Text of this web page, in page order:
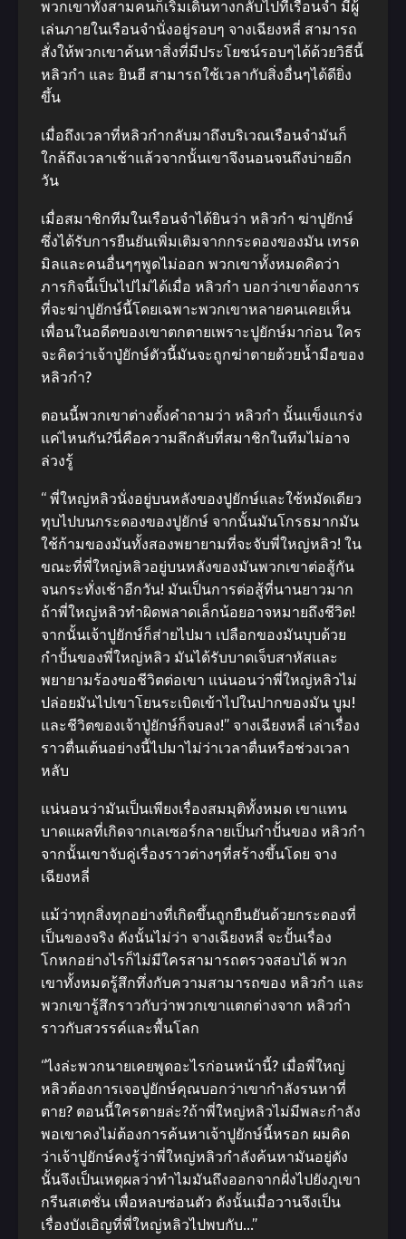
พวกเขาทั้งสามคนก็เริ่มเดินทางกลับไปที่เรือนจำ มีผู้
เล่นภายในเรือนจำนั่งอยู่รอบๆ จางเฉียงหลี่ สามารถ
สั่งให้พวกเขาค้นหาสิ่งที่มีประโยชน์รอบๆได้ด้วยวิธีนี้
หลิวกำ และ ยินฮี สามารถใช้เวลากับสิ่งอื่นๆได้ดียิ่ง
ขึ้น
เมื่อถึงเวลาที่หลิวกำกลับมาถึงบริเวณเรือนจำมันก็
ใกล้ถึงเวลาเช้าแล้วจากนั้นเขาจึงนอนจนถึงบ่ายอีก
วัน
เมื่อสมาชิกทีมในเรือนจำได้ยินว่า หลิวกำ ฆ่าปูยักษ์
ซึ่งได้รับการยืนยันเพิ่มเติมจากกระดองของมัน เทรด
มิลและคนอื่นๆๆพูดไม่ออก พวกเขาทั้งหมดคิดว่า
ภารกิจนี้เป็นไปไม่ได้เมื่อ หลิวกำ บอกว่าเขาต้องการ
ที่จะฆ่าปูยักษ์นี้โดยเฉพาะพวกเขาหลายคนเคยเห็น
เพื่อนในอดีตของเขาตกตายเพราะปูยักษ์มาก่อน ใคร
จะคิดว่าเจ้าปู่ยักษ์ตัวนี้มันจะถูกฆ่าตายด้วยน้ำมือของ
หลิวกำ?
ตอนนี้พวกเขาต่างตั้งคำถามว่า หลิวกำ นั้นแข็งแกร่ง
แค่ไหนกัน?นี่คือความลึกลับที่สมาชิกในทีมไม่อาจ
ล่วงรู้
“ พี่ใหญ่หลิวนั่งอยู่บนหลังของปูยักษ์และใช้หมัดเดียว
ทุบไปบนกระดองของปูยักษ์ จากนั้นมันโกรธมากมัน
ใช้ก้ามของมันทั้งสองพยายามที่จะจับพี่ใหญ่หลิว! ใน
ขณะที่พี่ใหญ่หลิวอยู่บนหลังของมันพวกเขาต่อสู้กัน
จนกระทั่งเช้าอีกวัน! มันเป็นการต่อสู้ที่นานยาวมาก
ถ้าพี่ใหญ่หลิวทำผิดพลาดเล็กน้อยอาจหมายถึงชีวิต!
จากนั้นเจ้าปูยักษ์ก็ส่ายไปมา เปลือกของมันบุบด้วย
กำปั้นของพี่ใหญ่หลิว มันได้รับบาดเจ็บสาหัสและ
พยายามร้องขอชีวิตต่อเขา แน่นอนว่าพี่ใหญ่หลิวไม่
ปล่อยมันไปเขาโยนระเบิดเข้าไปในปากของมัน บูม!
และชีวิตของเจ้าปู่ยักษ์ก็จบลง!” จางเฉียงหลี่ เล่าเรื่อง
ราวตื่นเต้นอย่างนี้ไปมาไม่ว่าเวลาตื่นหรือช่วงเวลา
หลับ
แน่นอนว่ามันเป็นเพียงเรื่องสมมุติทั้งหมด เขาแทน
บาดแผลที่เกิดจากเลเซอร์กลายเป็นกำปั้นของ หลิวกำ
จากนั้นเขาจับคู่เรื่องราวต่างๆที่สร้างขึ้นโดย จาง
เฉียงหลี่
แม้ว่าทุกสิ่งทุกอย่างที่เกิดขึ้นถูกยืนยันด้วยกระดองที่
เป็นของจริง ดังนั้นไม่ว่า จางเฉียงหลี่ จะปั้นเรื่อง
โกหกอย่างไรก็ไม่มีใครสามารถตรวจสอบได้ พวก
เขาทั้งหมดรู้สึกทึ่งกับความสามารถของ หลิวกำ และ
พวกเขารู้สึกราวกับว่าพวกเขาแตกต่างจาก หลิวกำ
ราวกับสวรรค์และพื้นโลก
“ไงล่ะพวกนายเคยพูดอะไรก่อนหน้านี้? เมื่อพี่ใหญ่
หลิวต้องการเจอปูยักษ์คุณบอกว่าเขากำลังรนหาที่
ตาย? ตอนนี้ใครตายล่ะ?ถ้าพี่ใหญ่หลิวไม่มีพละกำลัง
พอเขาคงไม่ต้องการค้นหาเจ้าปูยักษ์นี้หรอก ผมคิด
ว่าเจ้าปูยักษ์คงรู้ว่าพี่ใหญ่หลิวกำลังค้นหามันอยู่ดัง
นั้นจึงเป็นเหตุผลว่าทำไมมันถึงออกจากฝั่งไปยังภูเขา
กรีนสเตชั่น เพื่อหลบซ่อนตัว ดังนั้นเมื่อวานจึงเป็น
เรื่องบังเอิญที่พี่ใหญ่หลิวไปพบกับ…”